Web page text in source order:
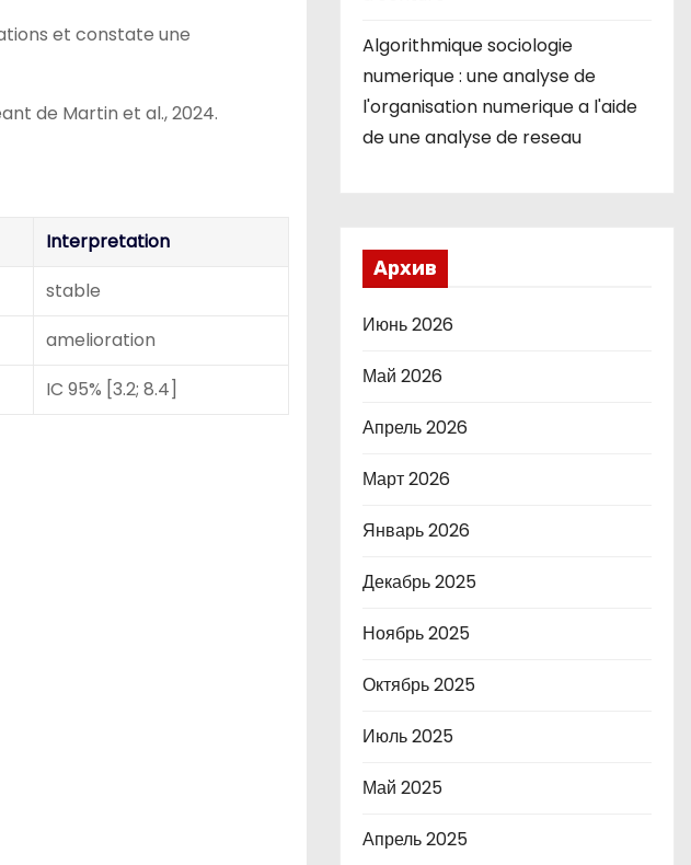
et constate une
de Martin et al., 2024.
Interpretation
stable
amelioration
IC 95% [3.2; 8.4]
Algorithmique sociologie
numerique : une analyse de
l'organisation numerique a l'aide
de une analyse de reseau
Архив
Июнь 2026
Май 2026
Апрель 2026
Март 2026
Январь 2026
Декабрь 2025
Ноябрь 2025
Октябрь 2025
Июль 2025
Май 2025
Апрель 2025